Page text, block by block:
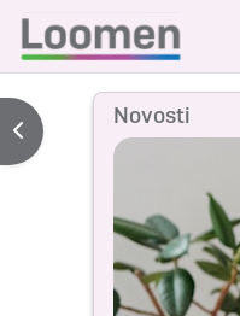
Preskoči na sadržaj
Novosti
Prikaži traku s blokovima